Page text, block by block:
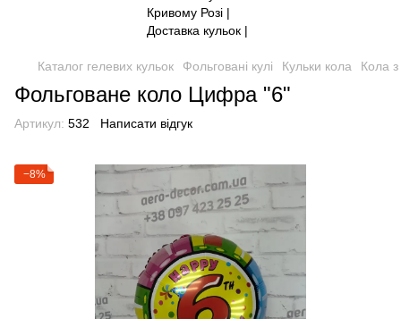
Каталог гелевих кульок Фольговані кулі Кульки кола Кола
Фольговане коло Цифра "6"
Артикул: 532 Написати відгук
−8%